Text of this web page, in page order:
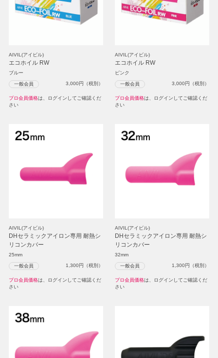
AIVIL(アイビル)
エコホイル RW
ブルー
一般会員 3,000円（税別）
プロ会員価格は、ログインしてご確認くだ
さい
AIVIL(アイビル)
エコホイル RW
ピンク
一般会員 3,000円（税別）
プロ会員価格は、ログインしてご確認くだ
さい
AIVIL(アイビル)
DHセラミックアイロン専用 耐熱シ
リコンカバー
25mm
一般会員 1,300円（税別）
プロ会員価格は、ログインしてご確認くだ
さい
AIVIL(アイビル)
DHセラミックアイロン専用 耐熱シ
リコンカバー
32mm
一般会員 1,300円（税別）
プロ会員価格は、ログインしてご確認くだ
さい